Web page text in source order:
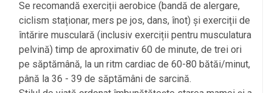
Se recomandă exerciții aerobice (bandă de alergare,
ciclism staționar, mers pe jos, dans, înot) și exerciții de
întărire musculară (inclusiv exerciții pentru musculatura
pelvină) timp de aproximativ 60 de minute, de trei ori
pe săptămână, la un ritm cardiac de 60-80 bătăi/minut,
până la 36 - 39 de săptămâni de sarcină.